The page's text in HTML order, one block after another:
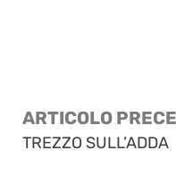
TREZZO SULL’ADDA